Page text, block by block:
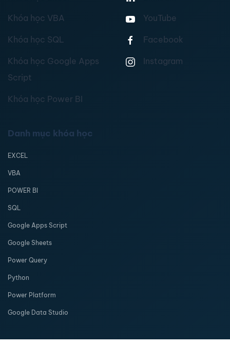
Khóa học VBA
Khóa học SQL
Khóa học Google Apps
Script
Khóa học Power BI
YouTube
Facebook
Instagram
Danh mục khóa học
EXCEL
VBA
POWER BI
SQL
Google Apps Script
Google Sheets
Power Query
Python
Power Platform
Google Data Studio